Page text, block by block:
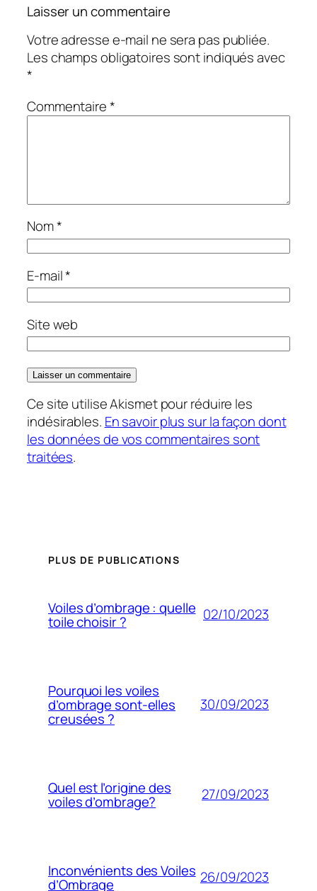
Laisser un commentaire
Votre adresse e-mail ne sera pas publiée.
Les champs obligatoires sont indiqués avec
*
Commentaire*
Nom*
E-mail*
Site web
Ce site utilise Akismet pour réduire les
indésirables. En savoir plus sur la façon dont
les données de vos commentaires sont
traitées.
PLUS DE PUBLICATIONS
Voiles d’ombrage : quelle
toile choisir ? 02/10/2023
Pourquoi les voiles
d’ombrage sont-elles
creusées ?
30/09/2023
Quel est l’origine des
voiles d’ombrage? 27/09/2023
Inconvénients des Voiles
d’Ombrage 26/09/2023